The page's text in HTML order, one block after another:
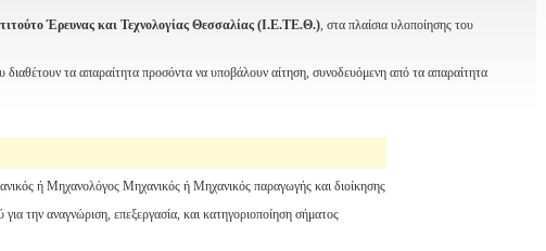
Έρευνας και Τεχνολογίας Θεσσαλίας (Ι.Ε.ΤΕ.Θ.), στα πλαίσια υλοποίησης του
διαθέτουν τα απαραίτητα προσόντα να υποβάλουν αίτηση, συνοδευόμενη από τα απαραίτητα
ή Μηχανολόγος Μηχανικός ή Μηχανικός παραγωγής και διοίκησης
για την αναγνώριση, επεξεργασία, και κατηγοριοποίηση σήματος